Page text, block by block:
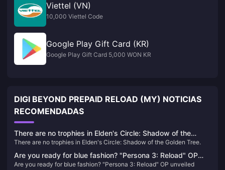
Viettel (VN)
10,000 Viettel Code
Google Play Gift Card (KR)
Google Play Gift Card 5,000 WON KR
DIGI BEYOND PREPAID RELOAD (MY) NOTICIAS
RECOMENDADAS
There are no trophies in Elden's Circle: Shadow of the
Golden Tree.
There are no trophies in Elden's Circle: Shadow of the Golden Tree.
Are you ready for blue fashion? "Persona 3: Reload" OP
unveiled
Are you ready for blue fashion? "Persona 3: Reload" OP unveiled